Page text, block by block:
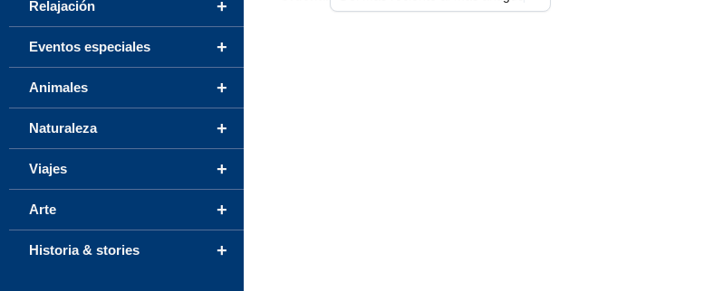
+
Relajación
+
Eventos especiales
+
Animales
+
Naturaleza
+
Viajes
+
Arte
+
Historia & stories